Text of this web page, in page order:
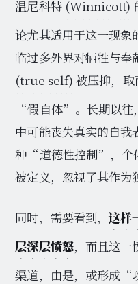
温尼科特 (Winnicott)
论尤其适用于这一现象
临过多外界对牺牲与
(true self) 被压抑，
“假自体”。长期以往
中可能丧失真实的自我
种“道德性控制”，个
被定义，忽视了其作为
同时，需要看到， 这样
层深层愤怒，而且这一
渠道，由是，或形成“